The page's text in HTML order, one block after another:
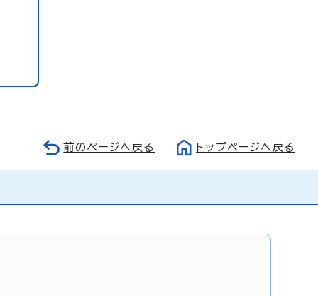
前のページへ戻る トップページへ戻る